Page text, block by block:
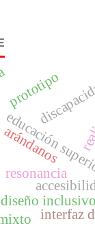
educación
diseño inclusivo
interfaz
resonancia
arándanos
prototipo